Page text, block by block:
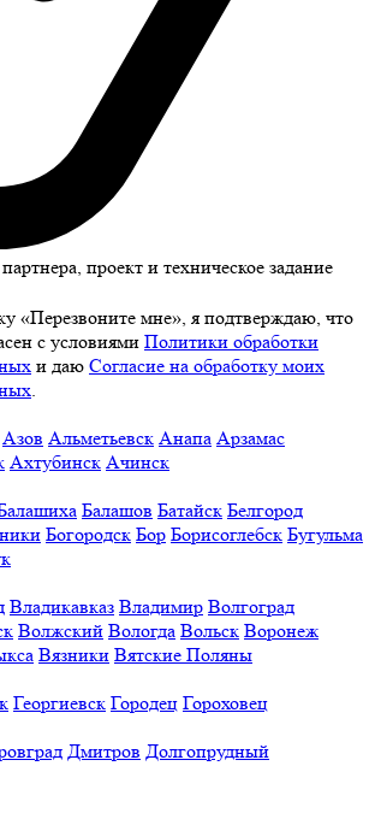
проект и техническое задание
«Перезвоните мне», я подтверждаю, что
с условиями Политики обработки
и даю Согласие на обработку моих
Азов Альметьевск Анапа Арзамас
Ахтубинск Ачинск
Балашов Батайск Белгород
Богородск Бор Борисоглебск Бугульма
Владикавказ Владимир Волгоград
Волжский Вологда Вольск Воронеж
Вязники Вятские Поляны
Георгиевск Городец Гороховец
Дмитров Долгопрудный